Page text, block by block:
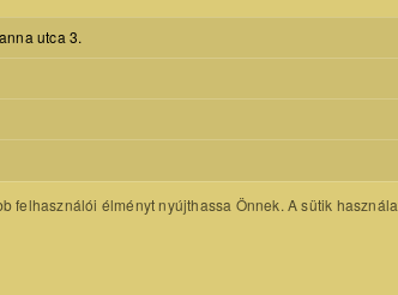
utca 3.
élményt nyújthassa Önnek. A sütik